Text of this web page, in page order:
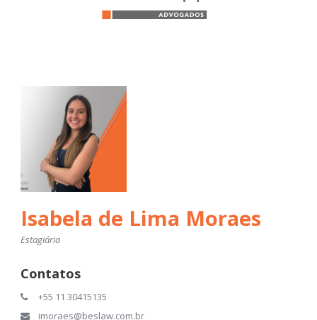
Isabela de Lima Moraes
Estagiária
Contatos
+55 11 30415135
imoraes@beslaw.com.br